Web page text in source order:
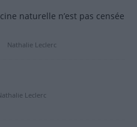
naturelle n’est pas censée
Nathalie Leclerc
Leclerc